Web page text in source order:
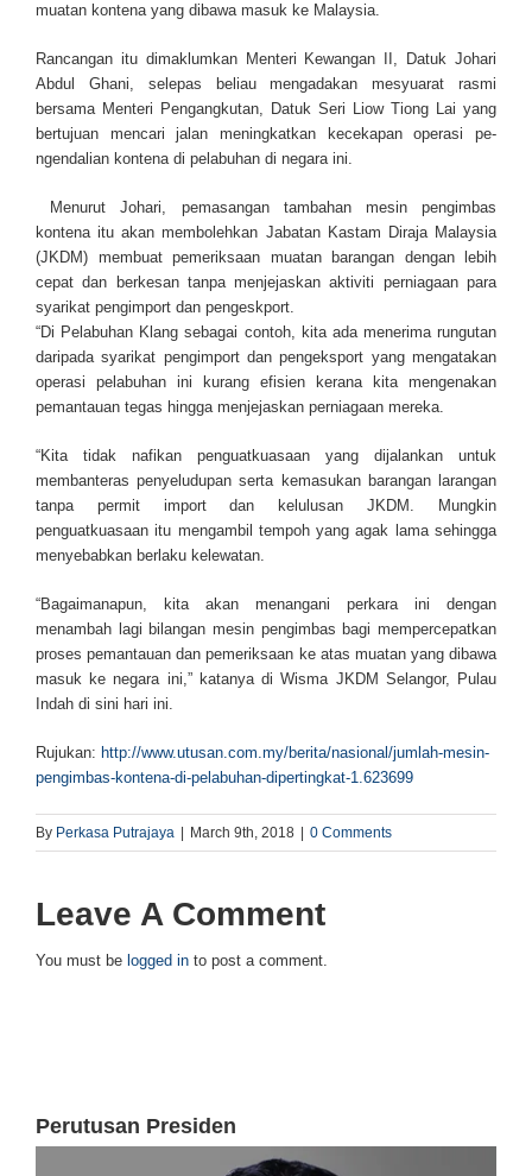
muatan kontena yang dibawa masuk ke Malaysia.
Rancangan itu dimaklumkan Menteri Kewangan II, Datuk Johari
Abdul Ghani, selepas beliau mengadakan mesyuarat rasmi
bersama Menteri Pengangkutan, Datuk Seri Liow Tiong Lai yang
bertujuan mencari jalan mening­katkan kecekapan operasi pe­
ngendalian kontena di pelabuhan di negara ini.
Menurut Johari, pemasa­ngan tambahan mesin pengimbas
kontena itu akan membolehkan Jabatan Kastam Diraja Malaysia
(JKDM) membuat pemeriksaan muatan barangan dengan lebih
cepat dan berkesan tanpa menjejaskan aktiviti perniagaan para
syarikat pengimport dan pengeskport.
“Di Pelabuhan Klang sebagai contoh, kita ada menerima rungutan
daripada syarikat pengimport dan pengeksport yang mengatakan
operasi pelabuhan ini kurang efisien kerana kita mengenakan
pemantauan tegas hingga menjejaskan perniagaan mereka.
“Kita tidak nafikan penguatkuasaan yang dijalankan untuk
membanteras penyeludupan serta kemasukan barangan larangan
tanpa permit import dan kelulusan JKDM. Mungkin
penguatkuasaan itu mengambil tempoh yang agak lama sehingga
menyebabkan berlaku kelewatan.
“Bagaimanapun, kita akan menangani perkara ini dengan
menambah lagi bilangan mesin pengimbas bagi mempercepatkan
proses pemantauan dan pemeriksaan ke atas muatan yang dibawa
masuk ke negara ini,” katanya di Wisma JKDM Selangor, Pulau
Indah di sini hari ini.
Rujukan: http://www.utusan.com.my/berita/nasional/jumlah-mesin-
pengimbas-kontena-di-pelabuhan-dipertingkat-1.623699
By Perkasa Putrajaya March 9th, 2018 0 Comments
Leave A Comment
You must be logged in to post a comment.
Perutusan Presiden